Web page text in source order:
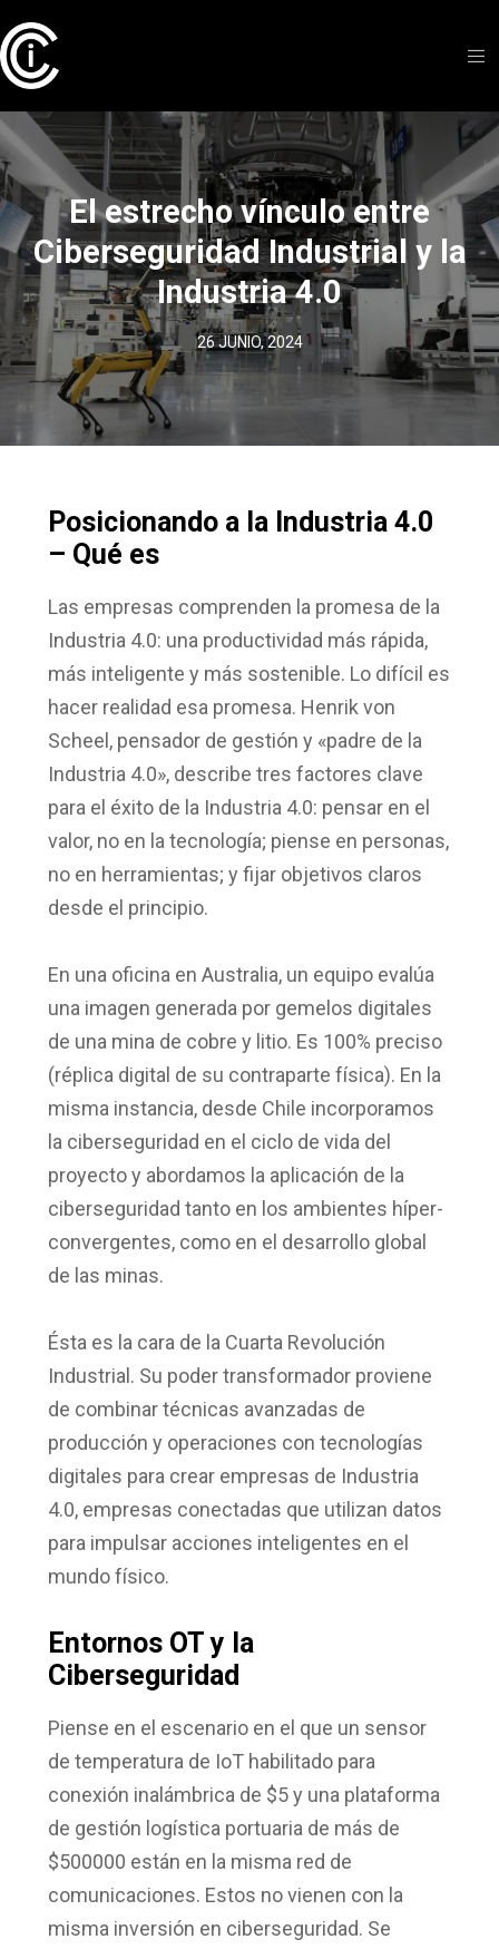
El estrecho vínculo entre
Ciberseguridad Industrial y la
Industria 4.0
26 JUNIO, 2024
Posicionando a la Industria 4.0
– Qué es
Las empresas comprenden la promesa de la
Industria 4.0: una productividad más rápida,
más inteligente y más sostenible. Lo difícil es
hacer realidad esa promesa. Henrik von
Scheel, pensador de gestión y «padre de la
Industria 4.0», describe tres factores clave
para el éxito de la Industria 4.0: pensar en el
valor, no en la tecnología; piense en personas,
no en herramientas; y fijar objetivos claros
desde el principio.
En una oficina en Australia, un equipo evalúa
una imagen generada por gemelos digitales
de una mina de cobre y litio. Es 100% preciso
(réplica digital de su contraparte física). En la
misma instancia, desde Chile incorporamos
la ciberseguridad en el ciclo de vida del
proyecto y abordamos la aplicación de la
ciberseguridad tanto en los ambientes híper-
convergentes, como en el desarrollo global
de las minas.
Ésta es la cara de la Cuarta Revolución
Industrial. Su poder transformador proviene
de combinar técnicas avanzadas de
producción y operaciones con tecnologías
digitales para crear empresas de Industria
4.0, empresas conectadas que utilizan datos
para impulsar acciones inteligentes en el
mundo físico.
Entornos OT y la
Ciberseguridad
Piense en el escenario en el que un sensor
de temperatura de IoT habilitado para
conexión inalámbrica de $5 y una plataforma
de gestión logística portuaria de más de
$500000 están en la misma red de
comunicaciones. Estos no vienen con la
misma inversión en ciberseguridad. Se